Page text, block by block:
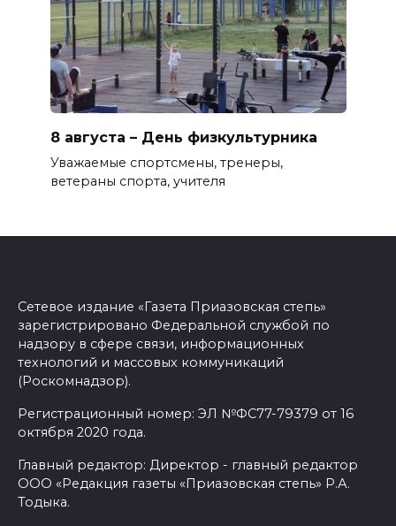
8 августа – День физкультурника
Уважаемые спортсмены, тренеры,
ветераны спорта, учителя
Сетевое издание «Газета Приазовская степь»
зарегистрировано Федеральной службой по
надзору в сфере связи, информационных
технологий и массовых коммуникаций
(Роскомнадзор).
Регистрационный номер: ЭЛ №ФС77-79379 от 16
октября 2020 года.
Главный редактор: Директор - главный редактор
ООО «Редакция газеты «Приазовская степь» Р.А.
Тодыка.